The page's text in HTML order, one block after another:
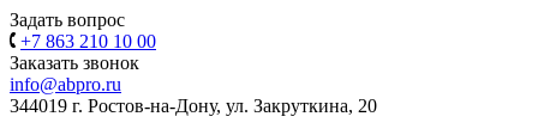
Задать вопрос
+7 863 210 10 00
Заказать звонок
info@abpro.ru
344019 г. Ростов-на-Дону, ул. Закруткина, 20